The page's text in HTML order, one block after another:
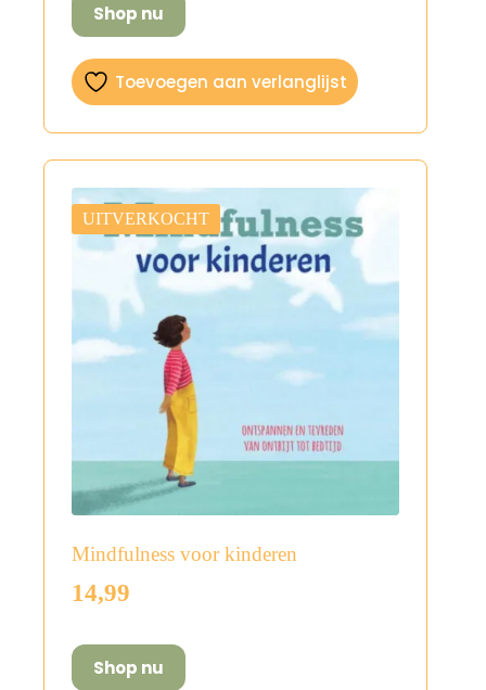
Shop nu
Toevoegen aan verlanglijst
UITVERKOCHT
Mindfulness voor kinderen
14,99
Shop nu